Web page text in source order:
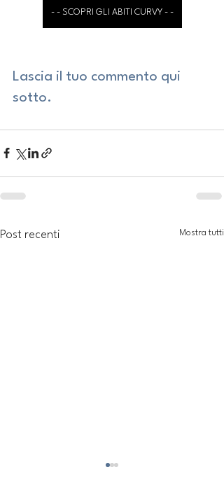
- - SCOPRI GLI ABITI CURVY - -
Lascia il tuo commento qui
sotto.
Post recenti Mostra tutti